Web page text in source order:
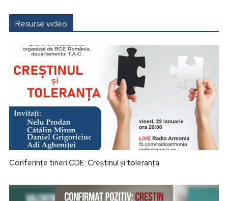
Resurse video
Conferințe tineri CDE: Creștinul și toleranța